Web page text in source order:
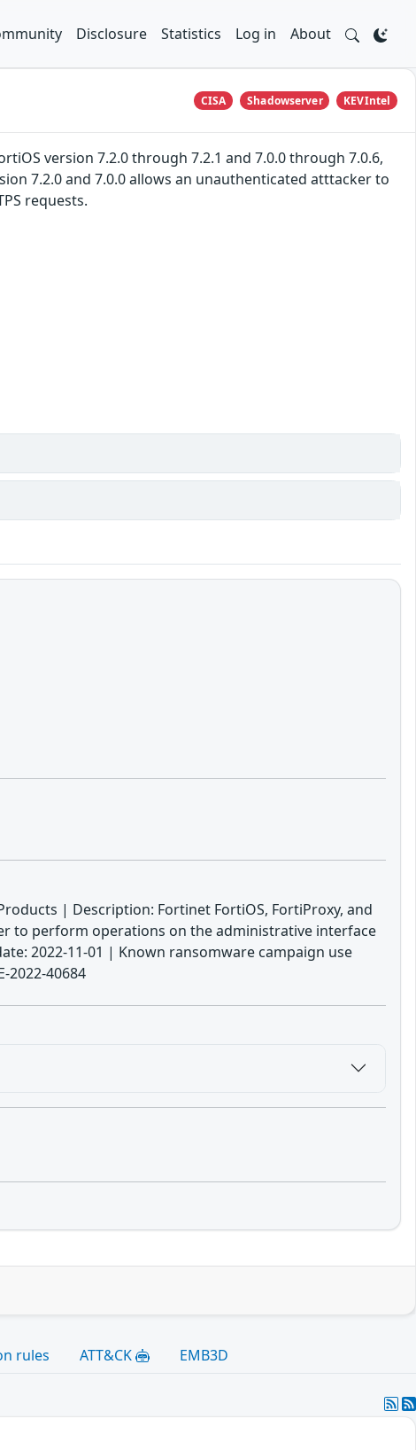
Disclosure Statistics Log in About
CISA Shadowserver KEVIntel
version 7.2.0 through 7.2.1 and 7.0.0 through 7.0.6,
7.2.0 and 7.0.0 allows an unauthenticated atttacker to
requests.
| Description: Fortinet FortiOS, FortiProxy, and
to perform operations on the administrative interface
2022-11-01 | Known ransomware campaign use
2022-40684
rules ATT&CK EMB3D